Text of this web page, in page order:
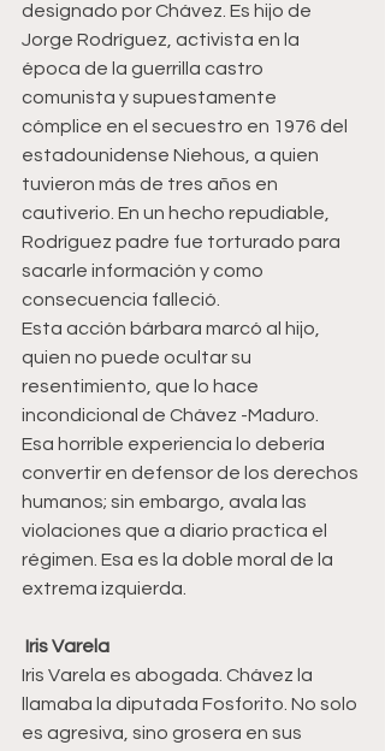
designado por Chávez. Es hijo de
Jorge Rodríguez, activista en la
época de la guerrilla castro
comunista y supuestamente
cómplice en el secuestro en 1976 del
estadounidense Niehous, a quien
tuvieron más de tres años en
cautiverio. En un hecho repudiable,
Rodríguez padre fue torturado para
sacarle información y como
consecuencia falleció.
Esta acción bárbara marcó al hijo,
quien no puede ocultar su
resentimiento, que lo hace
incondicional de Chávez -Maduro.
Esa horrible experiencia lo debería
convertir en defensor de los derechos
humanos; sin embargo, avala las
violaciones que a diario practica el
régimen. Esa es la doble moral de la
extrema izquierda.
Iris Varela
Iris Varela es abogada. Chávez la
llamaba la diputada Fosforito. No solo
es agresiva, sino grosera en sus